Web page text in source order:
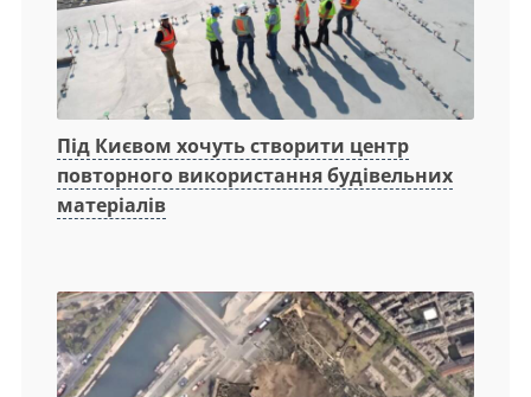
Під Києвом хочуть створити центр
повторного використання будівельних
матеріалів